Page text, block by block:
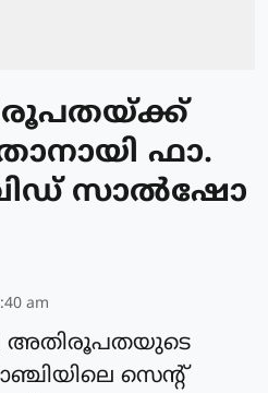
ഫാ.
സാൽഷോ
am
അതിരൂപതയുടെ
സെന്റ്